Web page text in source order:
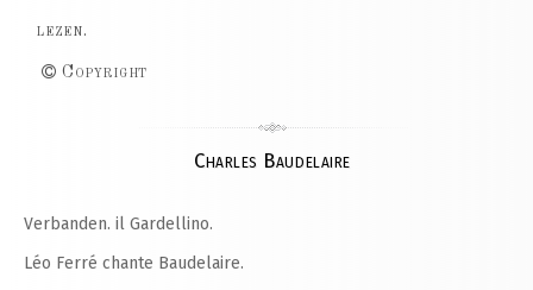
lezen.
Copyright
Charles Baudelaire
Verbanden. il Gardellino.
Léo Ferré chante Baudelaire.